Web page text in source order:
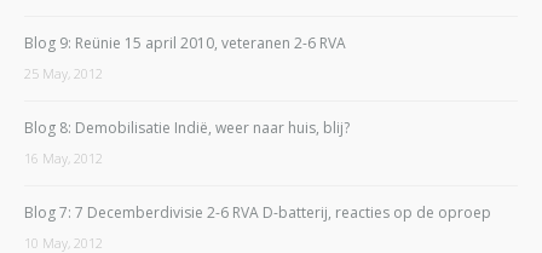
Blog 9: Reünie 15 april 2010, veteranen 2-6 RVA
25 May, 2012
Blog 8: Demobilisatie Indië, weer naar huis, blij?
16 May, 2012
Blog 7: 7 Decemberdivisie 2-6 RVA D-batterij, reacties op de oproep
10 May, 2012